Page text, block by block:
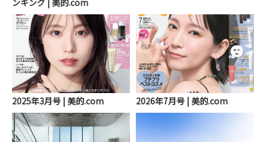
ンキング | 美的.com
2025年3月号 | 美的.com 2026年7月号 | 美的.com